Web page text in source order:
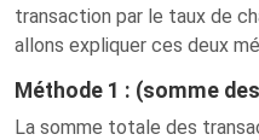
transaction par le taux de
allons expliquer ces deux
Méthode 1 : (somme
La somme totale des